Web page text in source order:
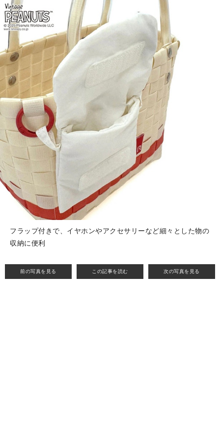
前の写真を見る この記事を読む 次の写真を見る
フラップ付きで、イヤホンやアクセサリーなど細々とした物の
収納に便利